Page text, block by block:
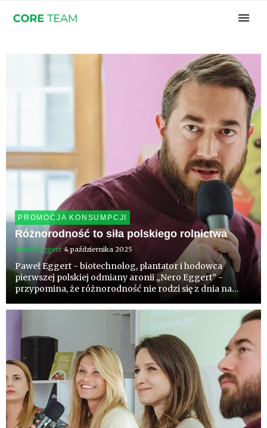
PROMOCJA KONSUMPCJI
Różnorodność to siła polskiego rolnictwa
Paweł Eggert 4 października 2025
Paweł Eggert - biotechnolog, plantator i hodowca
pierwszej polskiej odmiany aronii „Nero Eggert” -
przypomina, że różnorodność nie rodzi się z dnia na
bogactwo odmian i gatunków, ale potrzebna jest